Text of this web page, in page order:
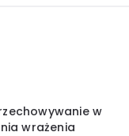
w
wrażenia